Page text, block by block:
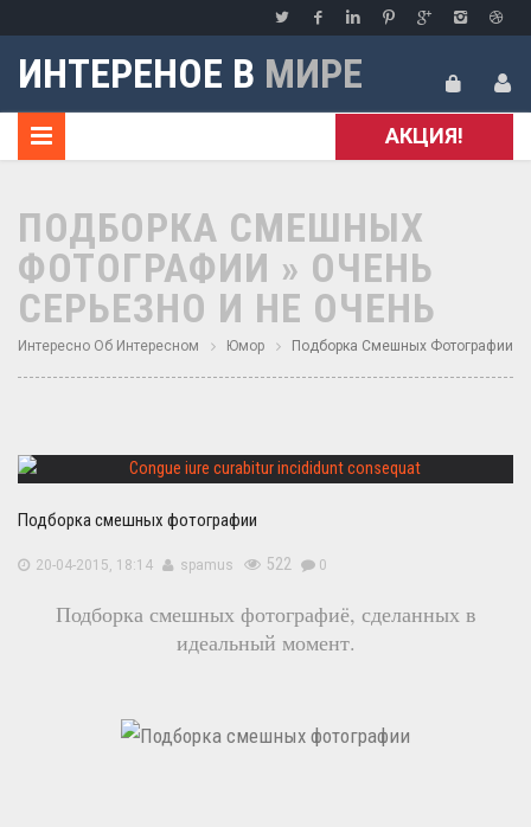
ИНТЕРЕНОЕ В МИРЕ
АКЦИЯ!
ПОДБОРКА СМЕШНЫХ
ФОТОГРАФИИ » ОЧЕНЬ
СЕРЬЕЗНО И НЕ ОЧЕНЬ
Интересно Об Интересном Юмор Подборка Смешных Фотографии
Подборка смешных фотографии
20-04-2015, 18:14 spamus 522 0
Подборка смешных фотографиё, сделанных в
идеальный момент.